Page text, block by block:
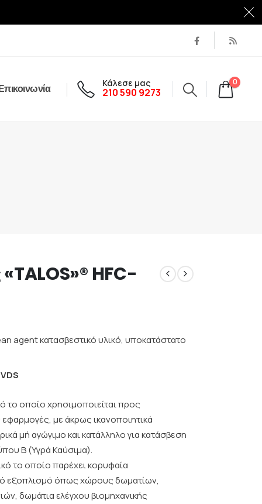
Κάλεσε μας
210 590 9273
0
HFC-
agent κατασβεστικό υλικό, υποκατάστατο
το οποίο χρησιμοποιείται προς
με άκρως ικανοποιητικά
μή αγώγιμο και κατάλληλο για κατάσβεση
Β (Υγρά Καύσιμα).
το οποίο παρέχει κορυφαία
εξοπλισμό όπως χώρους δωματίων,
δωμάτια ελέγχου βιομηχανικής